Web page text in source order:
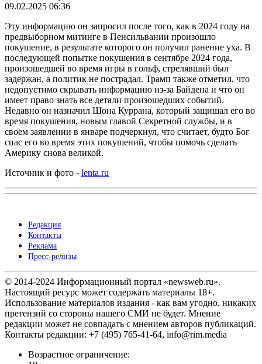
09.02.2025 06:36
Эту информацию он запросил после того, как в 2024 году на
предвыборном митинге в Пенсильвании произошло
покушение, в результате которого он получил ранение уха. В
последующей попытке покушения в сентябре 2024 года,
произошедшей во время игры в гольф, стрелявший был
задержан, а политик не пострадал. Трамп также отметил, что
недопустимо скрывать информацию из-за Байдена и что он
имеет право знать все детали произошедших событий.
Недавно он назначил Шона Куррана, который защищал его во
время покушения, новым главой Секретной службы, и в
своем заявлении в январе подчеркнул, что считает, будто Бог
спас его во время этих покушений, чтобы помочь сделать
Америку снова великой.
Источник и фото - lenta.ru
Редакция
Контакты
Реклама
Пресс-релизы
© 2014-2024 Информационный портал «newsweb.ru».
Настоящий ресурс может содержать материалы 18+.
Использование материалов издания - как вам угодно, никаких
претензий со стороны нашего СМИ не будет. Мнение
редакции может не совпадать с мнением авторов публикаций.
Контакты редакции: +7 (495) 765-41-64, info@rim.media
Возрастное ограничение: